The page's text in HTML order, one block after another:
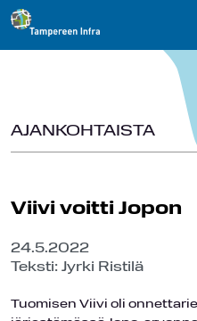
AJANKOHTAISTA
Viivi voitti Jopon
24.5.2022
Teksti: Jyrki Ristilä
Tuomisen Viivi oli